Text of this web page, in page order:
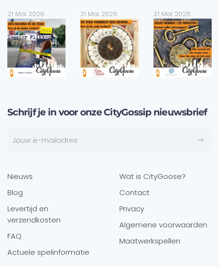
21 Mai 2026 21 Mai 2026 21 Mai 2026
Schrijf je in voor onze CityGossip nieuwsbrief
Nieuws
Blog
Levertijd en
verzendkosten
FAQ
Actuele spelinformatie
Wat is CityGoose?
Contact
Privacy
Algemene voorwaarden
Maatwerkspellen